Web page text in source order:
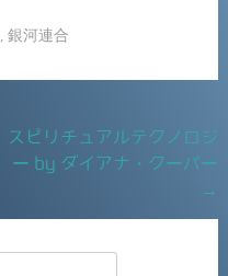
銀河連合
スピリチュアルテクノロジ
ー by ダイアナ・クーパー
→